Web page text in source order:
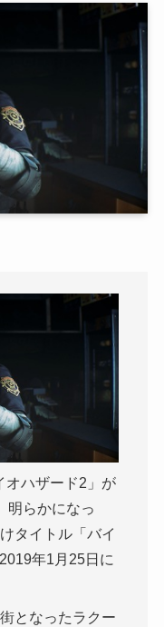
オハザード2」が
明らかになっ
タイトル「バイ
年1月25日に
となったラクー